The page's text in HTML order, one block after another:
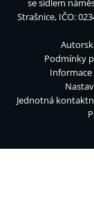
Strašnice, IČO:
Podmínky
Jednotná